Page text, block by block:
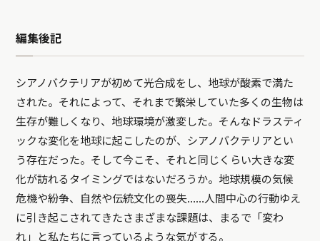
編集後記
シアノバクテリアが初めて光合成をし、地球が酸素で満た
された。それによって、それまで繁栄していた多くの生物は
生存が難しくなり、地球環境が激変した。そんなドラスティ
ックな変化を地球に起こしたのが、シアノバクテリアとい
う存在だった。そして今こそ、それと同じくらい大きな変
化が訪れるタイミングではないだろうか。地球規模の気候
危機や紛争、自然や伝統文化の喪失……人間中心の行動ゆえ
に引き起こされてきたさまざまな課題は、まるで「変わ
れ」と私たちに言っているような気がする。